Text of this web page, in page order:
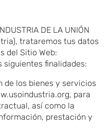
DE LA UNIÓN
trataremos tus datos
del Sitio Web:
finalidades:
de los bienes y servicios
para
así como la
prestación y